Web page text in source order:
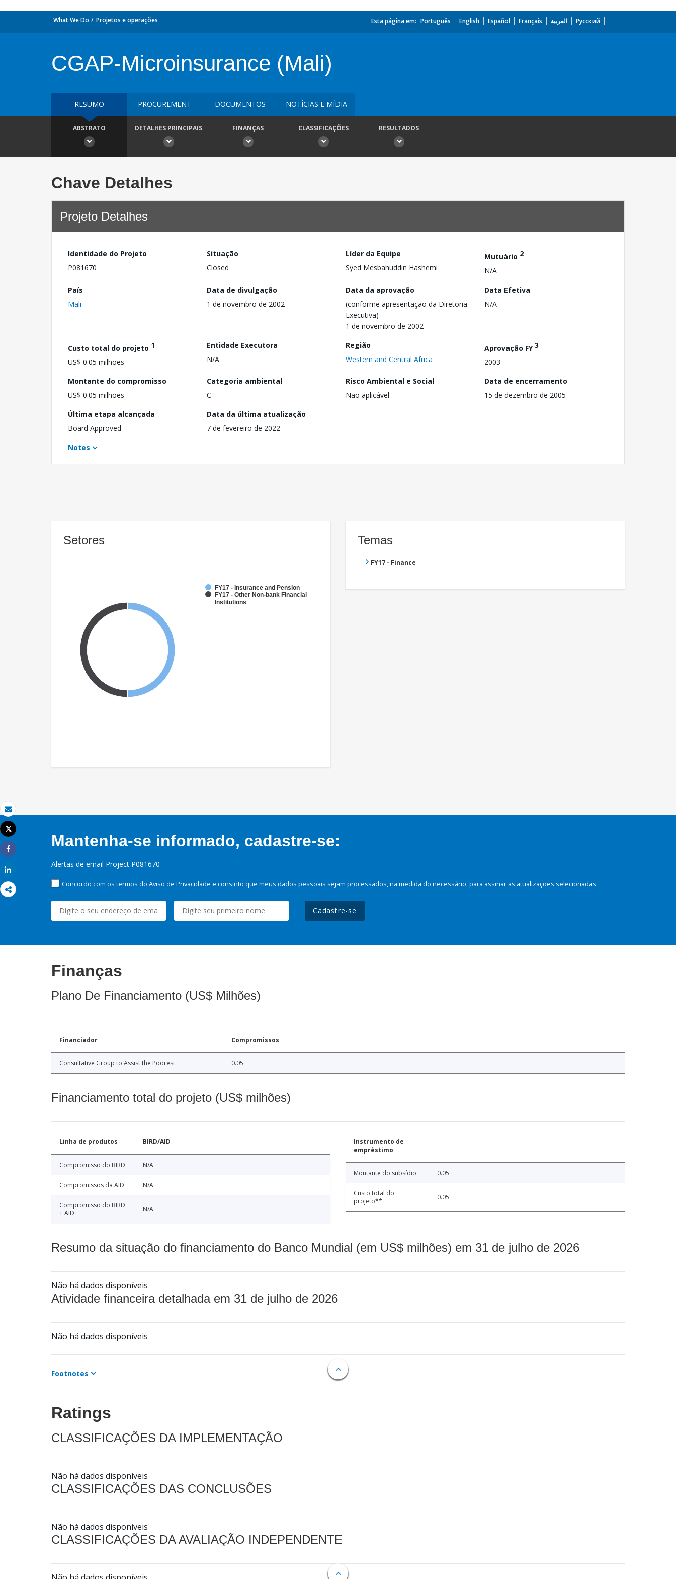
Email
Imprimir
Tweet
Share
What We Do Projetos e operações Esta página em: Português English Español Français العربية Русский
CGAP-Microinsurance (Mali)
RESUMO PROCUREMENT DOCUMENTOS NOTÍCIAS E MÍDIA
ABSTRATO DETALHES PRINCIPAIS FINANÇAS CLASSIFICAÇÕES RESULTADOS
Chave Detalhes
Projeto Detalhes
Identidade do Projeto
P081670
Situação
Closed
Líder da Equipe
Syed Mesbahuddin Hashemi
Mutuário 2
N/A
País
Mali
Data de divulgação
1 de novembro de 2002
Data da aprovação
(conforme apresentação da Diretoria
Executiva)
1 de novembro de 2002
Data Efetiva
N/A
Custo total do projeto 1
US$ 0.05 milhões
Entidade Executora
N/A
Região
Western and Central Africa
Aprovação FY3
2003
Montante do compromisso
US$ 0.05 milhões
Categoria ambiental
C
Risco Ambiental e Social
Não aplicável
Data de encerramento
15 de dezembro de 2005
Última etapa alcançada
Board Approved
Data da última atualização
7 de fevereiro de 2022
Notes
Setores
FY17 - Insurance and Pension
FY17 - Other Non-bank Financial
Institutions
Temas
FY17 - Finance
Mantenha-se informado, cadastre-se:
Alertas de email Project P081670
Concordo com os termos do Aviso de Privacidade e consinto que meus dados pessoais sejam processados, na medida do necessário, para assinar as atualizações selecionadas.
Cadastre-se
Finanças
Plano De Financiamento (US$ Milhões)
Financiador Compromissos
Consultative Group to Assist the Poorest 0.05
Financiamento total do projeto (US$ milhões)
Linha de produtos BIRD/AID
Compromisso do BIRD N/A
Compromissos da AID N/A
Compromisso do BIRD
+ AID
N/A
Instrumento de
empréstimo
Montante do subsídio 0.05
Custo total do
projeto**
0.05
Resumo da situação do financiamento do Banco Mundial (em US$ milhões) em 31 de julho de 2026
Não há dados disponíveis
Atividade financeira detalhada em 31 de julho de 2026
Não há dados disponíveis
Footnotes
Ratings
CLASSIFICAÇÕES DA IMPLEMENTAÇÃO
Não há dados disponíveis
CLASSIFICAÇÕES DAS CONCLUSÕES
Não há dados disponíveis
CLASSIFICAÇÕES DA AVALIAÇÃO INDEPENDENTE